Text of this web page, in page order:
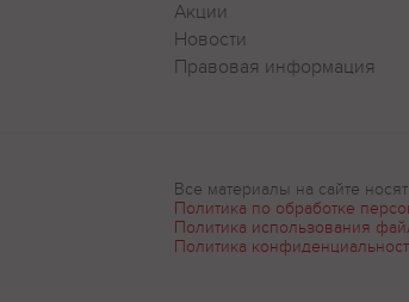
Акции
Новости
Правовая информация
Все материалы на сайте
Политика по обработке
Политика использования
Политика